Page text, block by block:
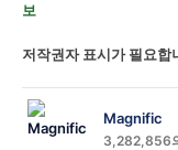
보
저작권자 표시가 필요합
Magnific
3,282,856